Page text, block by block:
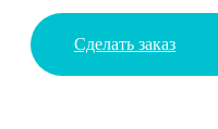
Сделать заказ